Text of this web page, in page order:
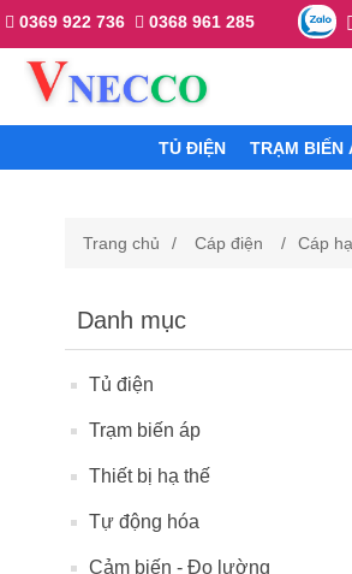
0369 922 736 0368 961 285
TỦ ĐIỆN TRẠM BIẾN
Trang chủ / Cáp điện / Cáp
Danh mục
Tủ điện
Trạm biến áp
Thiết bị hạ thế
Tự động hóa
Cảm biến - Đo lường